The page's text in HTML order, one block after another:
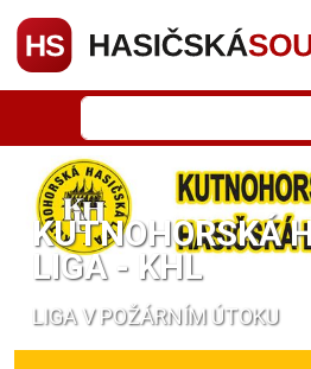
KUTNOHORSKÁ
LIGA - KHL
LIGA V POŽÁRNÍM ÚTOKU